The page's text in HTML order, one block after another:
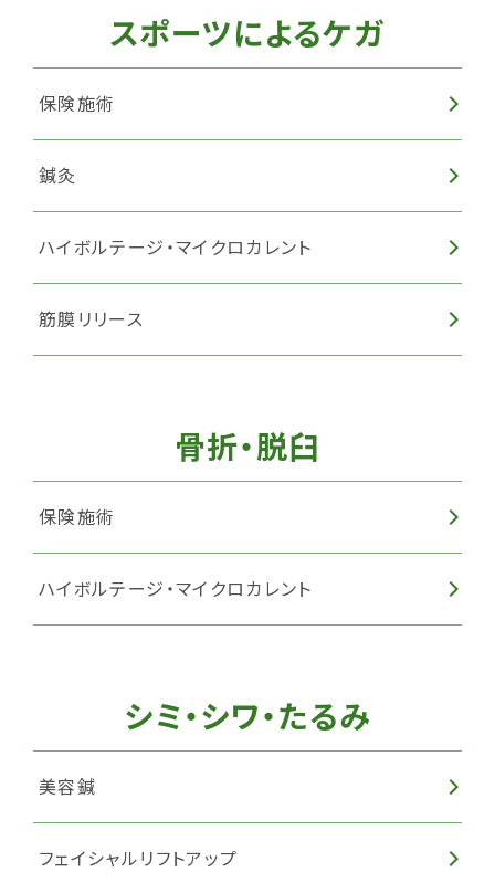
スポーツによるケガ
保険施術
鍼灸
ハイボルテージ・マイクロカレント
筋膜リリース
骨折・脱臼
保険施術
ハイボルテージ・マイクロカレント
シミ・シワ・たるみ
美容鍼
フェイシャルリフトアップ